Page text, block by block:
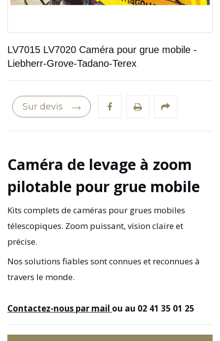
LV7015 LV7020 Caméra pour grue mobile -
Liebherr-Grove-Tadano-Terex
Sur devis
Caméra de levage à zoom
pilotable pour grue mobile
Kits complets de caméras pour grues mobiles
télescopiques. Zoom puissant, vision claire et
précise.
Nos solutions fiables sont connues et reconnues à
travers le monde.
Contactez-nous par mail ou au 02 41 35 01 25